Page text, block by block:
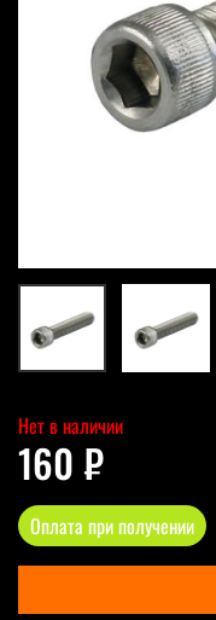
Нет в наличии
160 ₽
Оплата при получении